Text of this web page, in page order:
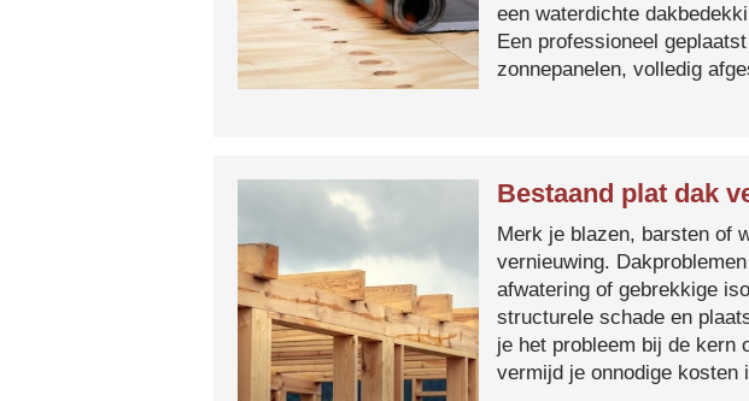
een waterdichte
Een professioneel
zonnepanelen, volledig
Bestaand plat dak
Merk je blazen, barsten of
vernieuwing.
afwatering of gebrekkige
structurele schade en
je het probleem bij de kern
vermijd je onnodige kosten